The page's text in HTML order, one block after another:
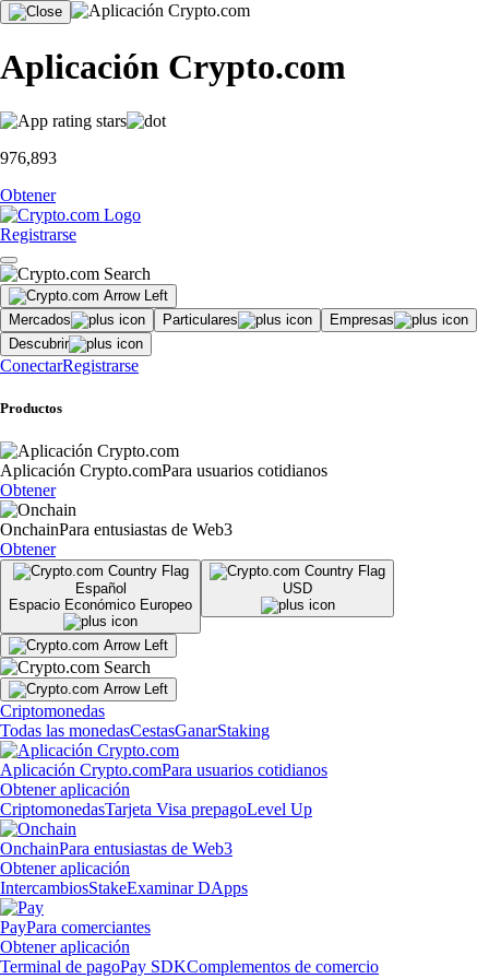
Aplicación Crypto.com
976,893
Obtener
Registrarse
Mercados Particulares
Empresas
Descubrir
ConectarRegistrarse
Productos
Aplicación Crypto.comPara usuarios cotidianos
Obtener
OnchainPara entusiastas de Web3
Obtener
Español
Espacio Económico Europeo
USD
Criptomonedas
Todas las monedasCestasGanarStaking
Aplicación Crypto.comPara usuarios cotidianos
Obtener aplicación
CriptomonedasTarjeta Visa prepagoLevel Up
OnchainPara entusiastas de Web3
Obtener aplicación
IntercambiosStakeExaminar DApps
PayPara comerciantes
Obtener aplicación
Terminal de pagoPay SDKComplementos de comercio